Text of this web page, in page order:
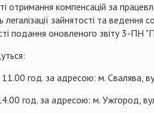
отримання компенсацій за
легалізації зайнятості та ведення
подання оновленого звіту 3-ПН
год. за адресою: м. Свалява,
год. за адресою: м. Ужгород,